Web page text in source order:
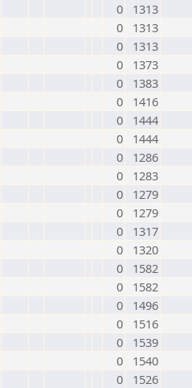
0
1313
0
1313
0
1313
0
1373
0
1383
0
1416
0
1444
0
1444
0
1286
0
1283
0
1279
0
1279
0
1317
0
1320
0
1582
0
1582
0
1496
0
1516
0
1539
0
1540
0
1526